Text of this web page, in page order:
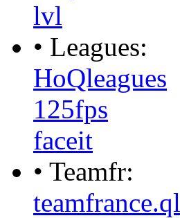
lvl
• Leagues:
HoQleagues
125fps
faceit
• Teamfr:
teamfrance.ql